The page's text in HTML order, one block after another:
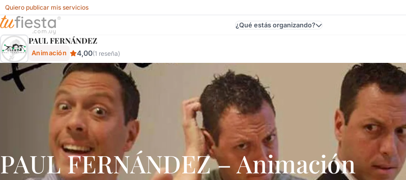
Quiero publicar mis servicios
Paul FernÁndez - Animación Para Fiestas Y Eventos En Uruguay
¿Qué estás organizando?
PAUL FERNÁNDEZ
Animación 4,00(1 reseña)
PAUL FERNÁNDEZ – Animación